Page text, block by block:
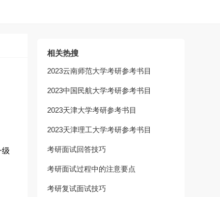
级
相关热搜
2023云南师范大学考研参考书目
2023中国民航大学考研参考书目
2023天津大学考研参考书目
2023天津理工大学考研参考书目
考研面试回答技巧
考研面试过程中的注意要点
考研复试面试技巧